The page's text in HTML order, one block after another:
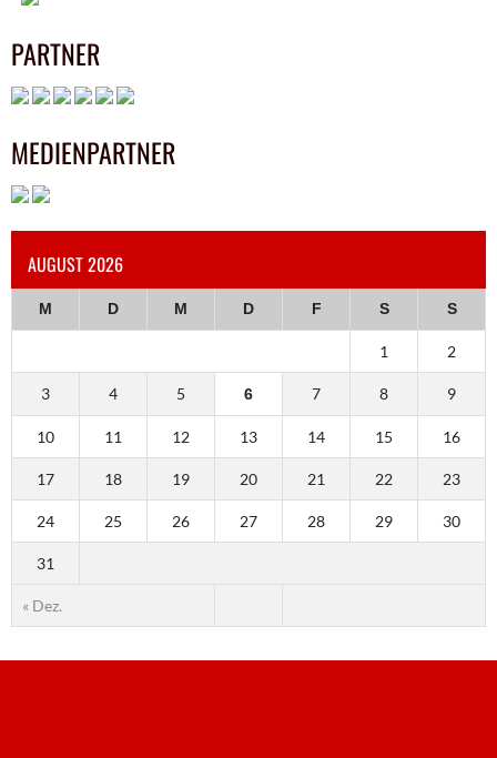
PARTNER
MEDIENPARTNER
AUGUST 2026
M D M D F S S
« Dez.
1 2
3 4 5 6 7 8 9
10 11 12 13 14 15 16
17 18 19 20 21 22 23
24 25 26 27 28 29 30
31